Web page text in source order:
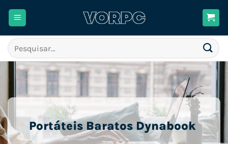
Pesquisar
por:
Portáteis Baratos Dynabook